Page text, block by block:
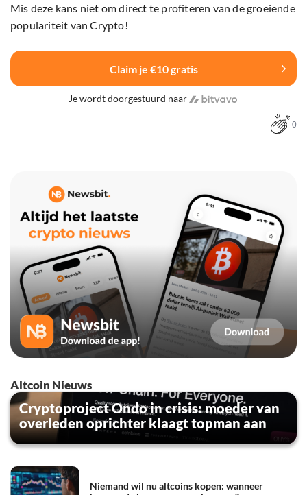
Mis deze kans niet om direct te profiteren van de groeiende
populariteit van Crypto!
Claim je €10 gratis
Je wordt doorgestuurd naar
0
Altcoin Nieuws
Cryptoproject Ondo in crisis: moeder van
overleden oprichter klaagt topman aan
Niemand wil nu altcoins kopen: wanneer